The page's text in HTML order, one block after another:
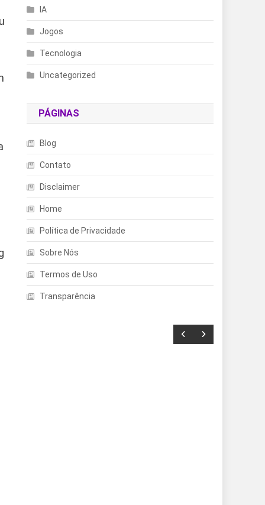
IA
Jogos
Tecnologia
Uncategorized
PÁGINAS
Blog
Contato
Disclaimer
Home
Política de Privacidade
Sobre Nós
Termos de Uso
Transparência